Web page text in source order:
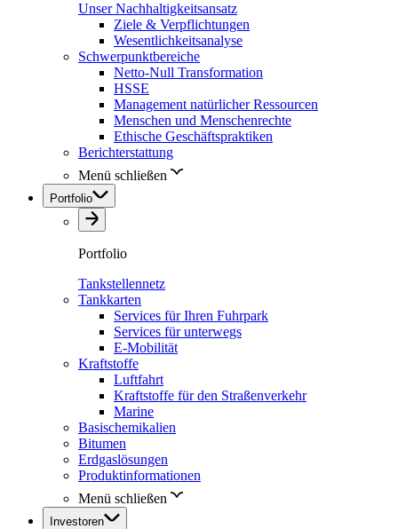
Unser Nachhaltigkeitsansatz
Ziele & Verpflichtungen
Wesentlichkeitsanalyse
Schwerpunktbereiche
Netto-Null Transformation
HSSE
Management natürlicher Ressourcen
Menschen und Menschenrechte
Ethische Geschäftspraktiken
Berichterstattung
Menü schließen
Portfolio
Portfolio
Tankstellennetz
Tankkarten
Services für Ihren Fuhrpark
Services für unterwegs
E-Mobilität
Kraftstoffe
Luftfahrt
Kraftstoffe für den Straßenverkehr
Marine
Basischemikalien
Bitumen
Erdgaslösungen
Produktinformationen
Menü schließen
Investoren